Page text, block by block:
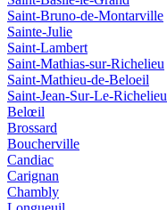
Saint-Bruno-de-Montarville
Sainte-Julie
Saint-Lambert
Saint-Mathias-sur-Richelieu
Saint-Mathieu-de-Beloeil
Saint-Jean-Sur-Le-Richelieu
Belœil
Brossard
Boucherville
Candiac
Carignan
Chambly